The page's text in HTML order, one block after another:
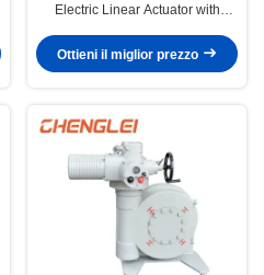
Electric Linear Actuator with
Max Thrust 10000N
Ottieni il miglior prezzo